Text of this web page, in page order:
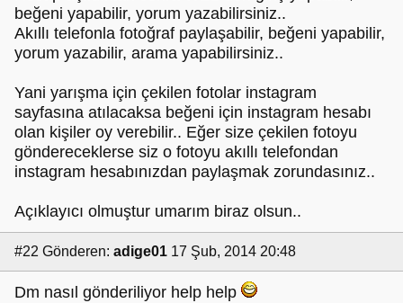
beğeni yapabilir, yorum yazabilirsiniz..
Akıllı telefonla fotoğraf paylaşabilir, beğeni yapabilir,
yorum yazabilir, arama yapabilirsiniz..
Yani yarışma için çekilen fotolar instagram
sayfasına atılacaksa beğeni için instagram hesabı
olan kişiler oy verebilir.. Eğer size çekilen fotoyu
göndereceklerse siz o fotoyu akıllı telefondan
instagram hesabınızdan paylaşmak zorundasınız..
Açıklayıcı olmuştur umarım biraz olsun..
#22 Gönderen: adige01 17 Şub, 2014 20:48
Dm nasıl gönderiliyor help help